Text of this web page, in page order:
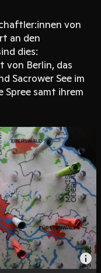
von
an den
dies:
von Berlin, das
Sacrower See im
Spree samt ihrem